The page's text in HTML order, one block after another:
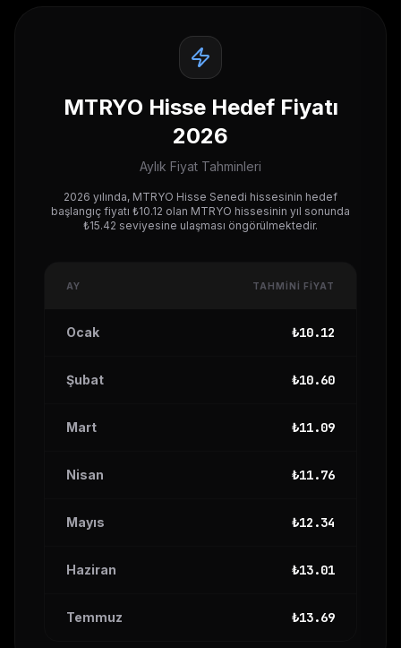
MTRYO Hisse Hedef Fiyatı
2026
Aylık Fiyat Tahminleri
2026 yılında, MTRYO Hisse Senedi hissesinin hedef
başlangıç fiyatı ₺10.12 olan MTRYO hissesinin yıl sonunda
₺15.42 seviyesine ulaşması öngörülmektedir.
AY TAHMINI FIYAT
Ocak ₺10.12
Şubat ₺10.60
Mart ₺11.09
Nisan ₺11.76
Mayıs ₺12.34
Haziran ₺13.01
Temmuz ₺13.69